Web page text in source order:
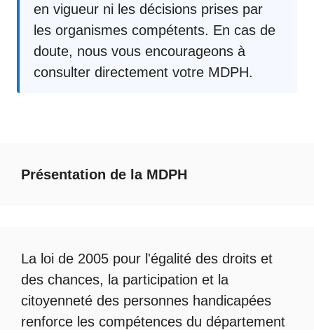
en vigueur ni les décisions prises par
les organismes compétents. En cas de
doute, nous vous encourageons à
consulter directement votre MDPH.
Présentation de la MDPH
La loi de 2005 pour l'égalité des droits et
des chances, la participation et la
citoyenneté des personnes handicapées
renforce les compétences du département